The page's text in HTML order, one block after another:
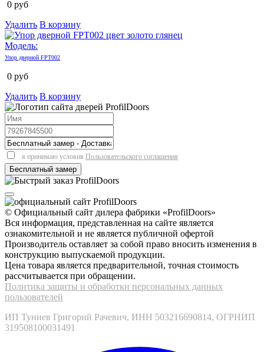
0 руб
Удалить В корзину
Модель:
Упор дверной FPT002
0 руб
Удалить В корзину
я принимаю условия Пользовательского соглашения
© Официальный сайт дилера фабрики «ProfilDoors»
Вся информация, представленная на сайте является
ознакомительной и не является публичной офертой
Производитель оставляет за собой право вносить изменения в
конструкцию выпускаемой продукции.
Цена товара является предварительной, точная стоимость
рассчитывается при обращении.
Политика защиты и обработки персональных данных
пользователей
ИП Туниев Григорий Рачевич, ИНН 503216690814, ОГРНИП
319508100031491